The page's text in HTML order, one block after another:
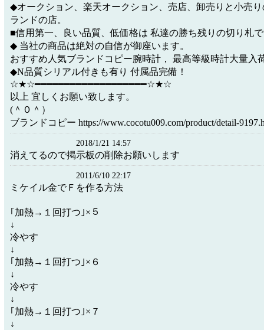
◆オークション、楽天オークション、売店、卸売りと小売
ランドの店。
■信用第一、良い品質、低価格は 私達の勝ち残りの切り札
◆ 当社の商品は絶対の自信が御座います。
おすすめ人気ブランドコピー腕時計， 最高等級時計大量入
◆N品質シリアル付きも有り 付属品完備！
☆★☆━━━━━━━━━━━━━━━━━━━☆★☆
以上 宜しくお願い致します。
(＾０＾）
ブランドコピー https://www.cocotu009.com/product/detail-
2018/1/21 14:57
消えてるので掲示板の削除お願いします
2011/6/10 22:17
ミケイル金でＦを作る方法
｢加熱→１回打つ｣×５
↓
冷やす
↓
｢加熱→１回打つ｣×６
↓
冷やす
↓
｢加熱→１回打つ｣×７
↓